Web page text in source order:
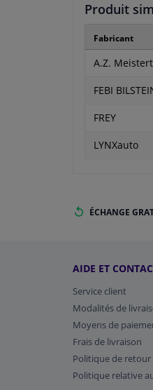
Produit
Fabricant
A.Z.
FEBI
FREY
LYNXauto
ÉCHANGE
AIDE ET
Service client
Modalités de
Moyens de
Frais de livraison
Politique de retour
Politique relative